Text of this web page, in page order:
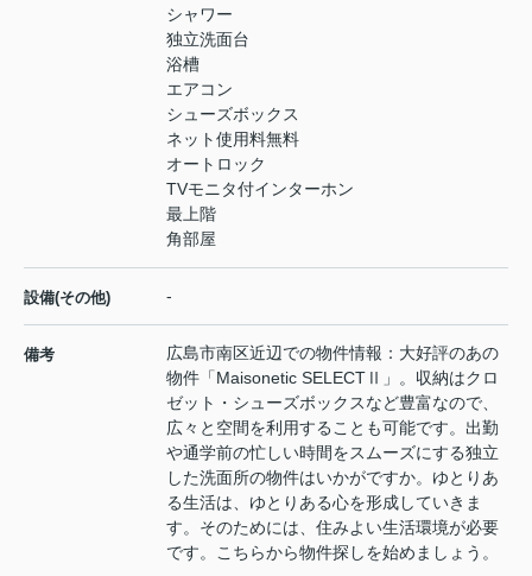
シャワー
独立洗面台
浴槽
エアコン
シューズボックス
ネット使用料無料
オートロック
TVモニタ付インターホン
最上階
角部屋
設備(その他) -
備考
広島市南区近辺での物件情報：大好評のあの
物件「Maisonetic SELECTⅡ」。収納はクロ
ゼット・シューズボックスなど豊富なので、
広々と空間を利用することも可能です。出勤
や通学前の忙しい時間をスムーズにする独立
した洗面所の物件はいかがですか。ゆとりあ
る生活は、ゆとりある心を形成していきま
す。そのためには、住みよい生活環境が必要
です。こちらから物件探しを始めましょう。